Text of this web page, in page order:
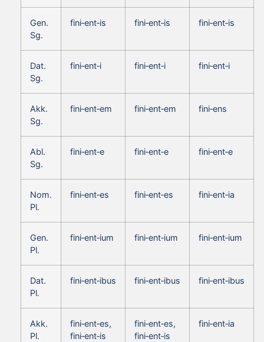
Gen.
Sg.
fini‑ent‑is fini‑ent‑is fini‑ent‑is
Dat.
Sg.
fini‑ent‑i fini‑ent‑i fini‑ent‑i
Akk.
Sg.
fini‑ent‑em fini‑ent‑em fini‑ens
Abl.
Sg.
fini‑ent‑e fini‑ent‑e fini‑ent‑e
Nom.
Pl.
fini‑ent‑es fini‑ent‑es fini‑ent‑ia
Gen.
Pl.
fini‑ent‑ium fini‑ent‑ium fini‑ent‑ium
Dat.
Pl.
fini‑ent‑ibus fini‑ent‑ibus fini‑ent‑ibus
Akk.
Pl.
fini‑ent‑es,
fini‑ent‑is
fini‑ent‑es,
fini‑ent‑is
fini‑ent‑ia